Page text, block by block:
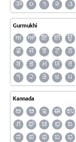
ૐ
૦ ૧ ૨ ૩
Gurmukhi
ਅ ਆ ਇ ਈ ਉ
ਛ
ਜ ਝ ਟ ਠ
ਬ
ਭ ਮ ਯ ਰ
੧
੨ ੩ ੪ ੫
Kannada
ಅ ಆ ಇ ಈ ಉ
ಗ
ಘ ಚ ಛ ಜ
ನ
ಪ ಫ ಬ ಭ